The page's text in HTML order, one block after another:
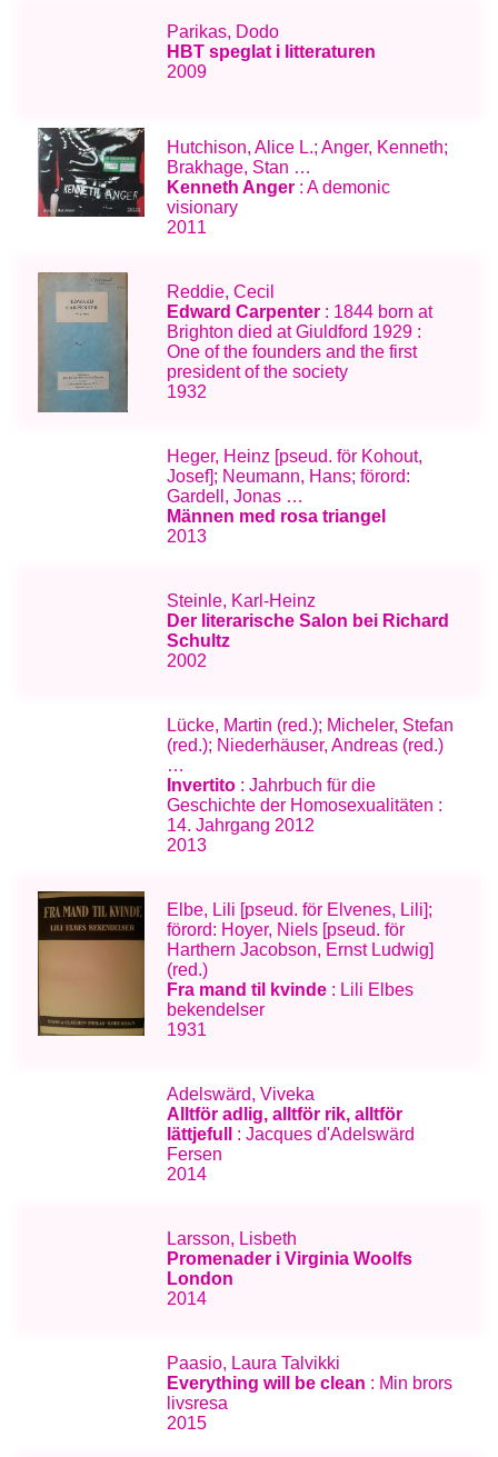
Parikas, Dodo
HBT speglat i litteraturen
2009
Hutchison, Alice L.; Anger, Kenneth;
Brakhage, Stan …
Kenneth Anger : A demonic
visionary
2011
Reddie, Cecil
Edward Carpenter : 1844 born at
Brighton died at Giuldford 1929 :
One of the founders and the first
president of the society
1932
Heger, Heinz [pseud. för Kohout,
Josef]; Neumann, Hans; förord:
Gardell, Jonas …
Männen med rosa triangel
2013
Steinle, Karl-Heinz
Der literarische Salon bei Richard
Schultz
2002
Lücke, Martin (red.); Micheler, Stefan
(red.); Niederhäuser, Andreas (red.)
…
Invertito : Jahrbuch für die
Geschichte der Homosexualitäten :
14. Jahrgang 2012
2013
Elbe, Lili [pseud. för Elvenes, Lili];
förord: Hoyer, Niels [pseud. för
Harthern Jacobson, Ernst Ludwig]
(red.)
Fra mand til kvinde : Lili Elbes
bekendelser
1931
Adelswärd, Viveka
Alltför adlig, alltför rik, alltför
lättjefull
: Jacques d'Adelswärd
Fersen
2014
Larsson, Lisbeth
Promenader i Virginia Woolfs
London
2014
Paasio, Laura Talvikki
Everything will be clean : Min brors
livsresa
2015